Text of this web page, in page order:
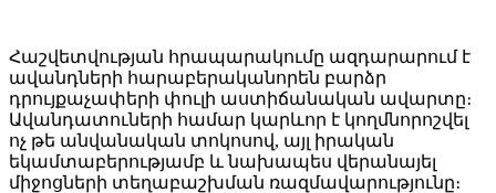
Հաշվետվության հրապարակումը ազդարարում է
ավանդների հարաբերականորեն բարձր
դրույքաչափերի փուլի աստիճանական ավարտը։
Ավանդատուների համար կարևոր է կողմնորոշվել
ոչ թե անվանական տոկոսով, այլ իրական
եկամտաբերությամբ և նախապես վերանայել
միջոցների տեղաբաշխման ռազմավարությունը։